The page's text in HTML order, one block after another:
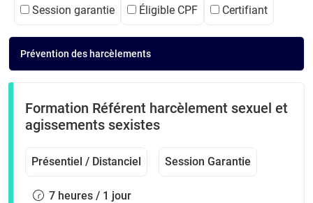
Session garantie Éligible CPF Certifiant
Prévention des harcèlements
Formation Référent harcèlement sexuel et
agissements sexistes
Présentiel / Distanciel Session Garantie
7 heures / 1 jour